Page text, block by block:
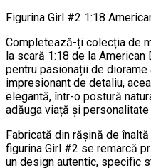
Figurina Girl #2 1:18
Completează-ți colecția de
la scară 1:18 de la
pentru pasionații de diorame
impresionant de detaliu,
elegantă, într-o postură
adăuga viață și
Fabricată din rășină de
figurina Girl #2 se remarcă
un design autentic, specific